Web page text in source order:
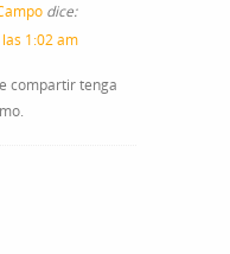
dice:
1:02 am
compartir tenga